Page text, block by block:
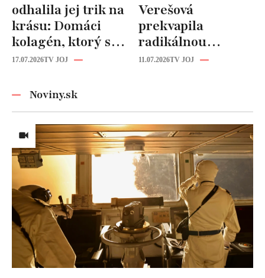
odhalila jej trik na
krásu: Domáci
kolagén, ktorý si
zvládnete
17.07.2026TV JOJ
Verešová
prekvapila
radikálnou
zmenou účesu: Je
11.07.2026TV JOJ
Noviny.sk